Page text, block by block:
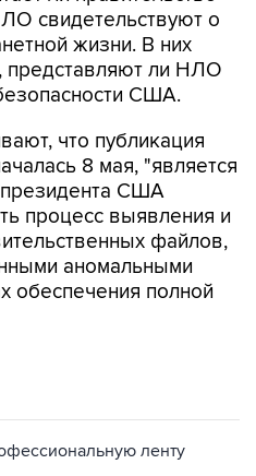
свидетельствуют о
жизни. В них
представляют ли НЛО
США.
что публикация
8 мая, "является
президента США
процесс выявления и
файлов,
аномальными
обеспечения полной
ленту